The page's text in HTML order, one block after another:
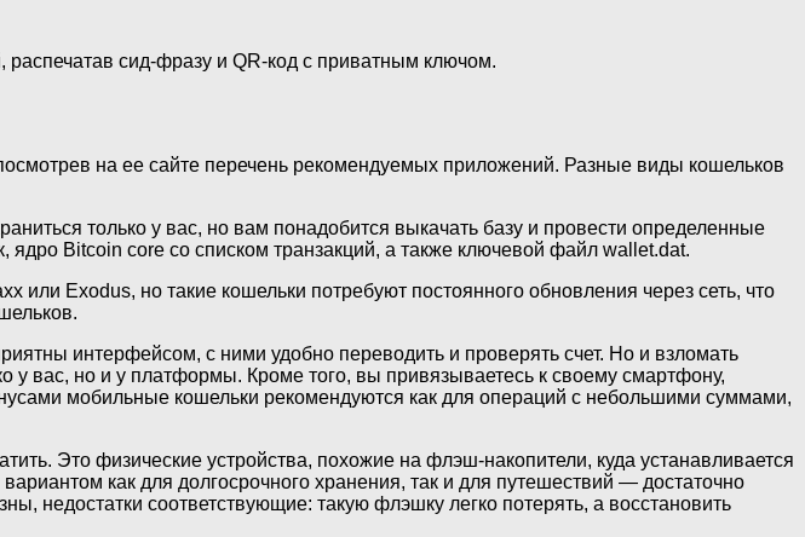
сид-фразу и QR-код с приватным ключом.
на ее сайте перечень рекомендуемых приложений. Разные виды кошельков
только у вас, но вам понадобится выкачать базу и провести определенные
Bitcoin core со списком транзакций, а также ключевой файл wallet.dat.
Exodus, но такие кошельки потребуют постоянного обновления через сеть, что
интерфейсом, с ними удобно переводить и проверять счет. Но и взломать
у вас, но и у платформы. Кроме того, вы привязываетесь к своему смартфону,
мобильные кошельки рекомендуются как для операций с небольшими суммами,
Это физические устройства, похожие на флэш-накопители, куда устанавливается
как для долгосрочного хранения, так и для путешествий — достаточно
недостатки соответствующие: такую флэшку легко потерять, а восстановить